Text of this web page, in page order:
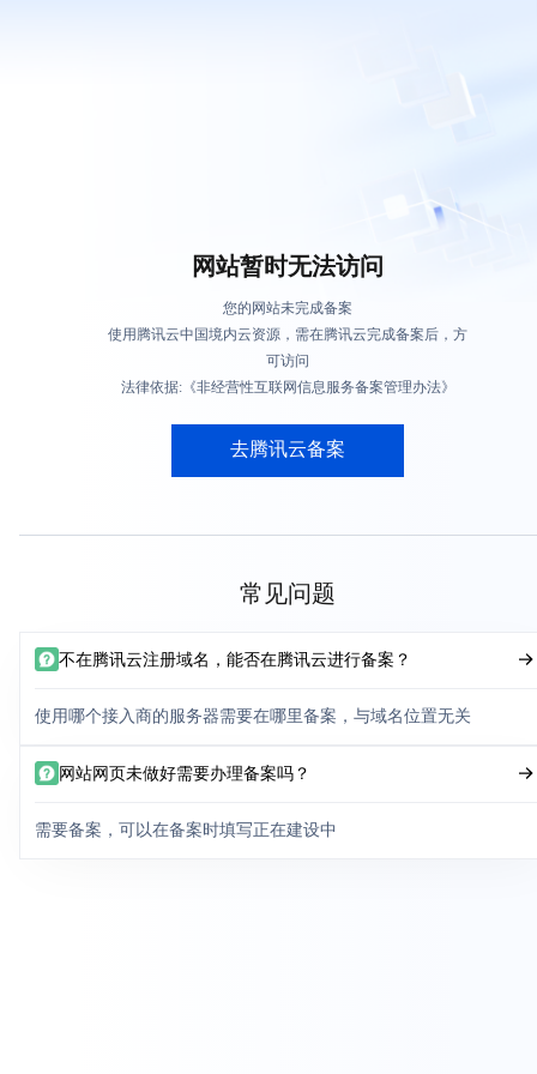
网站暂时无法访问
您的网站未完成备案
使用腾讯云中国境内云资源，需在腾讯云完成备案后，方
可访问
法律依据:《非经营性互联网信息服务备案管理办法》
去腾讯云备案
常见问题
不在腾讯云注册域名，能否在腾讯云进行备案？
使用哪个接入商的服务器需要在哪里备案，与域名位置无关
网站网页未做好需要办理备案吗？
需要备案，可以在备案时填写正在建设中